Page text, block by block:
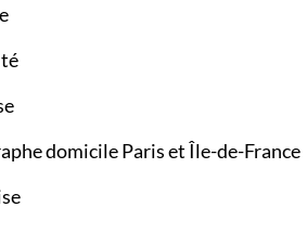
domicile Paris et Île-de-France